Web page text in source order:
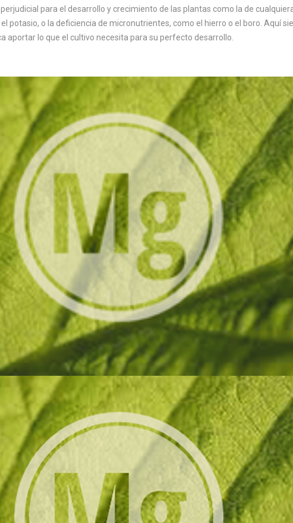
para el desarrollo y crecimiento de las plantas como la de
potasio, o la deficiencia de micronutrientes, como el hierro o el boro. Aquí
aportar lo que el cultivo necesita para su perfecto desarrollo.